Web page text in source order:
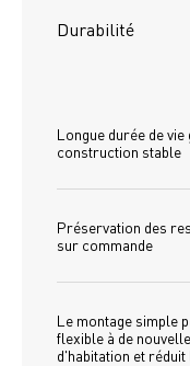
Durabilité
Longue durée de vie
construction stable
Préservation des
sur commande
Le montage simple
flexible à de
d'habitation et réduit